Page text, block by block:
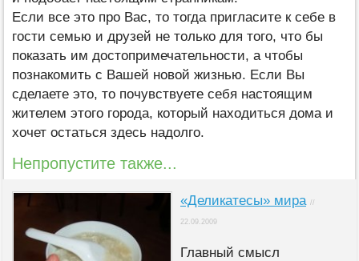
Если все это про Вас, то тогда пригласите к себе в
гости семью и друзей не только для того, что бы
показать им достопримечательности, а чтобы
познакомить с Вашей новой жизнью. Если Вы
сделаете это, то почувствуете себя настоящим
жителем этого города, который находиться дома и
хочет остаться здесь надолго.
Непропустите также...
«Деликатесы» мира //
22.09.2009
Главный смысл